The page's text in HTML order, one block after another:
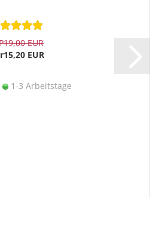
19,00 EUR
EUR
1-3 Arbeitstage